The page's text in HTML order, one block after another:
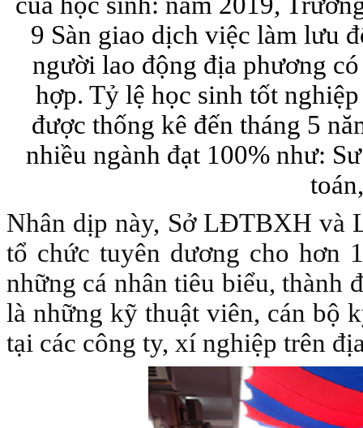
9 Sàn giao dịch việc làm lưu
người lao động địa phương
hợp. Tỷ lệ học sinh tốt
được thống kê đến tháng 5
nhiều ngành đạt 100% như:
Nhân dịp này, Sở LĐTBXH và
tổ chức tuyên dương cho hơn
những cá nhân tiêu biểu, thành
là những kỹ thuật viên, cán bộ
tại các công ty, xí nghiệp trên